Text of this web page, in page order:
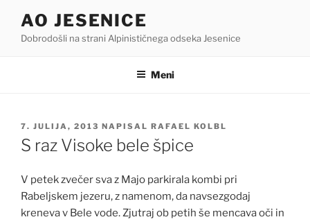
vsebino
AO JESENICE
Dobrodošli na strani Alpinističnega odseka Jesenice
Meni
OBJAVLJENO
DNE
7. JULIJA, 2013 NAPISAL RAFAEL KOLBL
S raz Visoke bele špice
V petek zvečer sva z Majo parkirala kombi pri
Rabeljskem jezeru, z namenom, da navsezgodaj
kreneva v Bele vode. Zjutraj ob petih še mencava oči in